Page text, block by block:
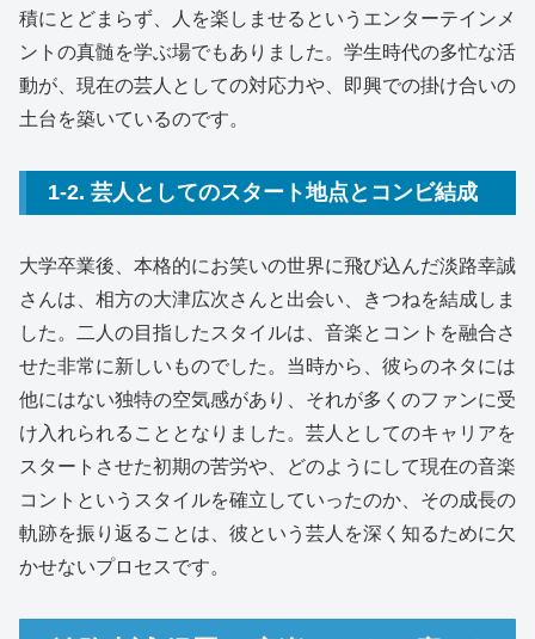
積にとどまらず、人を楽しませるというエンターテインメ
ントの真髄を学ぶ場でもありました。学生時代の多忙な活
動が、現在の芸人としての対応力や、即興での掛け合いの
土台を築いているのです。
1-2. 芸人としてのスタート地点とコンビ結成
大学卒業後、本格的にお笑いの世界に飛び込んだ淡路幸誠
さんは、相方の大津広次さんと出会い、きつねを結成しま
した。二人の目指したスタイルは、音楽とコントを融合さ
せた非常に新しいものでした。当時から、彼らのネタには
他にはない独特の空気感があり、それが多くのファンに受
け入れられることとなりました。芸人としてのキャリアを
スタートさせた初期の苦労や、どのようにして現在の音楽
コントというスタイルを確立していったのか、その成長の
軌跡を振り返ることは、彼という芸人を深く知るために欠
かせないプロセスです。